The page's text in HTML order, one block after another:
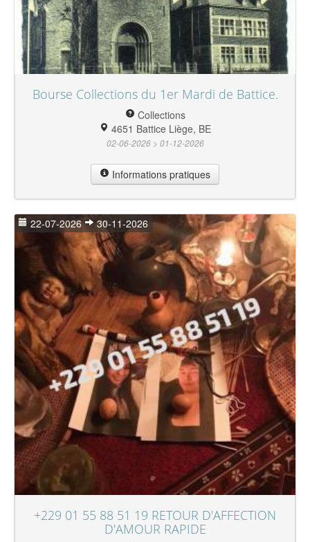
Bourse Collections du 1er Mardi de Battice.
Collections
4651 Battice Liège, BE
02-06-2026 > 01-12-2026
Informations pratiques
22-07-2026 30-11-2026
+229 01 55 88 51 19 RETOUR D'AFFECTION
D'AMOUR RAPIDE